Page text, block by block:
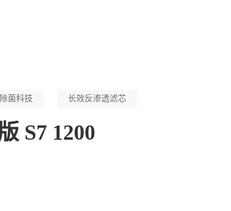
菌科技 长效反渗透滤芯
S7 1200